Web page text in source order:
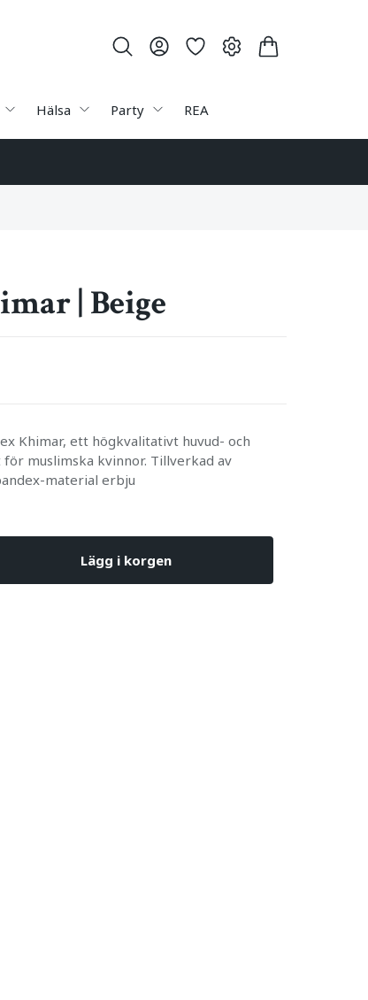
Hälsa Party REA
| Beige
Khimar, ett högkvalitativt huvud- och
muslimska kvinnor. Tillverkad av
material erbju
Lägg i korgen